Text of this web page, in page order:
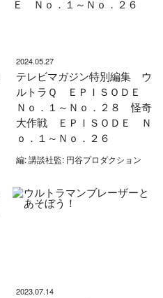
2024.05.27
テレビマガジン特別編集 ウ
ルトラＱ ＥＰＩＳＯＤＥ
Ｎｏ．１～Ｎｏ．２８ 怪奇
大作戦 ＥＰＩＳＯＤＥ Ｎ
ｏ．１～Ｎｏ．２６
編: 講談社監: 円谷プロダクション
2023.07.14